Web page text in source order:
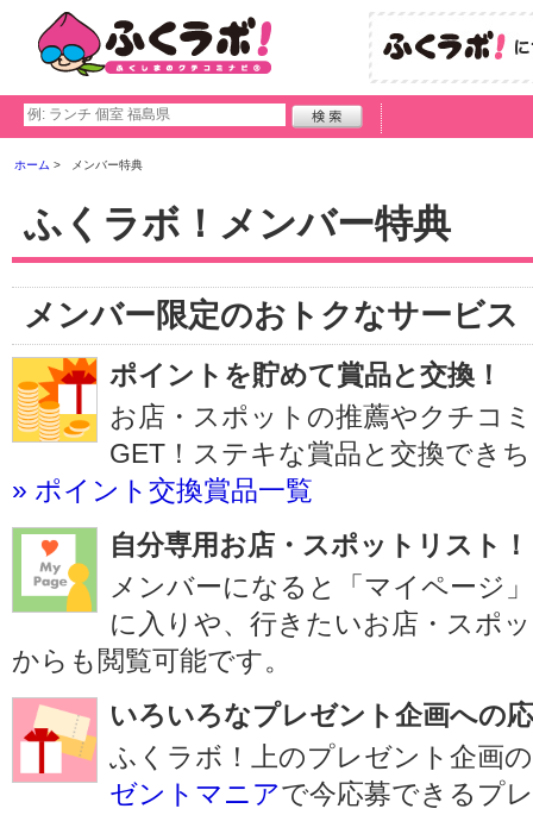
ホーム メンバー特典
ふくラボ！メンバー特典
メンバー限定のおトクなサービス
ポイントを貯めて賞品と交換！
お店・スポットの推薦やクチコ
GET！ステキな賞品と交換でき
» ポイント交換賞品一覧
自分専用お店・スポットリスト！
メンバーになると「マイページ
に入りや、行きたいお店・スポ
からも閲覧可能です。
いろいろなプレゼント企画への
ふくラボ！上のプレゼント企画
ゼントマニアで今応募できるプ